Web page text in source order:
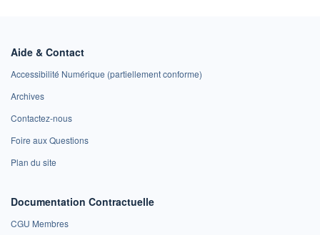
Aide & Contact
Accessibilité Numérique (partiellement conforme)
Archives
Contactez-nous
Foire aux Questions
Plan du site
Documentation Contractuelle
CGU Membres